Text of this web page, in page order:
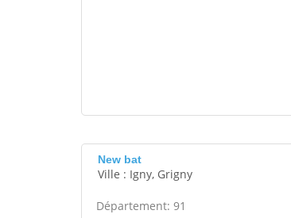
New bat
Ville : Igny, Grigny
Département: 91